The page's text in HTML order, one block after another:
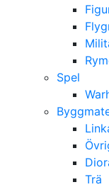
Spel
Trä